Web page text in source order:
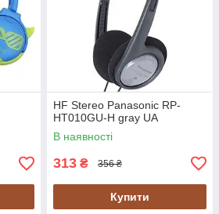
HF Stereo Panasonic RP-
HT010GU-H gray UA
В наявності
313 ₴ 356 ₴
Купити